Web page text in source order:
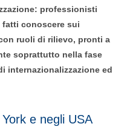
professionisti
conoscere sui
ruoli di rilievo, pronti a
soprattutto nella fase
internazionalizzazione ed
e negli USA